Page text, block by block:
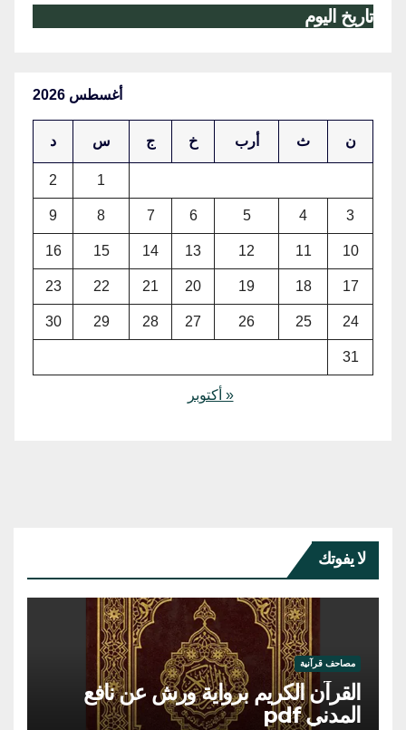
تاريخ اليوم
أغسطس 2026
ن ث أرب خ ج س د
1
2
3
4
5
6
7
8
9
10
11
12
13
14
15
16
17
18
19
20
21
22
23
24
25
26
27
28
29
30
31
« أكتوبر
لا يفوتك
مصاحف قرآنية
القرآن الكريم برواية ورش عن نافع
المدني pdf